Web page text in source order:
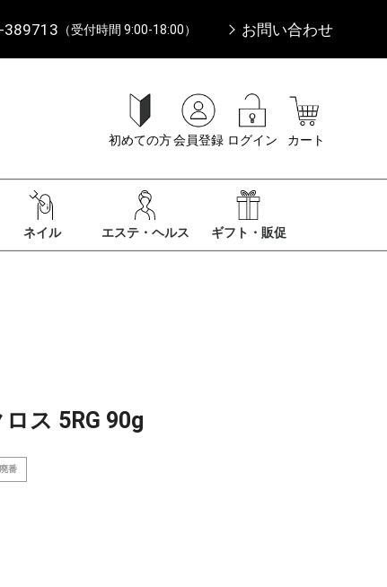
389713 （受付時間 9:00-18:00） お問い合わせ
初めての方会員登録 ログイン カート
ネイル エステ・ヘルス ギフト・販促
ス 5RG 90g
廃番